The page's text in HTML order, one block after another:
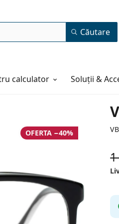
Căutare
calculator Soluții &
OFERTA −40%